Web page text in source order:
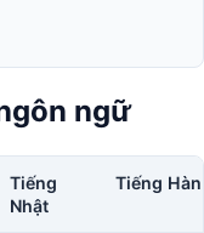
ngữ
Tiếng
Nhật
Tiếng Hàn